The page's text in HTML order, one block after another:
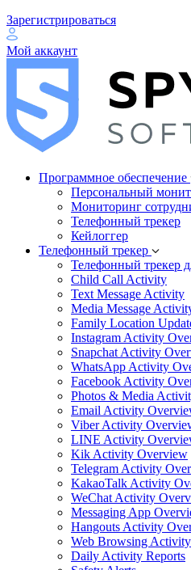
Зарегистрироваться
Мой аккаунт
Программное обеспечение
Персональный
Мониторинг
Телефонный трекер
Кейлоггер
Телефонный трекер
Телефонный трекер
Child Call Activity
Text Message Activity
Media Message
Family Location
Instagram Activity
Snapchat Activity
WhatsApp Activity
Facebook Activity
Photos & Media
Email Activity
Viber Activity
LINE Activity
Kik Activity Overview
Telegram Activity
KakaoTalk Activity
WeChat Activity
Messaging App
Hangouts Activity
Web Browsing Activity
Daily Activity Reports